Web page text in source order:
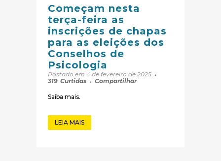
Começam nesta
terça-feira as
inscrições de chapas
para as eleições dos
Conselhos de
Psicologia
Postado em 4 de fevereiro de 2025
319 Curtidas Compartilhar
Saiba mais.
LEIA MAIS